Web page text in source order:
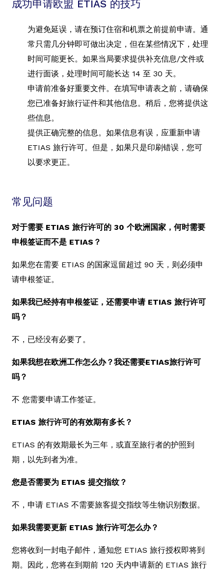
成功申请欧盟 ETIAS 的技巧
为避免延误，请在预订住宿和机票之前提前申请。通
常只需几分钟即可做出决定，但在某些情况下，处理
时间可能更长。如果当局要求提供补充信息/文件或
进行面谈，处理时间可能长达 14 至 30 天。
申请前准备好重要文件。在填写申请表之前，请确保
您已准备好旅行证件和其他信息。稍后，您将提供这
些信息。
提供正确完整的信息。如果信息有误，应重新申请
ETIAS 旅行许可。但是，如果只是印刷错误，您可
以要求更正。
常见问题
对于需要 ETIAS 旅行许可的 30 个欧洲国家，何时需要
申根签证而不是 ETIAS？
如果您在需要 ETIAS 的国家逗留超过 90 天，则必须申
请申根签证。
如果我已经持有申根签证，还需要申请 ETIAS 旅行许可
吗？
不，已经没有必要了。
如果我想在欧洲工作怎么办？我还需要ETIAS旅行许可
吗？
不 您需要申请工作签证。
ETIAS 旅行许可的有效期有多长？
ETIAS 的有效期最长为三年，或直至旅行者的护照到
期，以先到者为准。
您是否需要为 ETIAS 提交指纹？
不，申请 ETIAS 不需要旅客提交指纹等生物识别数据。
如果我需要更新 ETIAS 旅行许可怎么办？
您将收到一封电子邮件，通知您 ETIAS 旅行授权即将到
期。因此，您将在到期前 120 天内申请新的 ETIAS 旅行